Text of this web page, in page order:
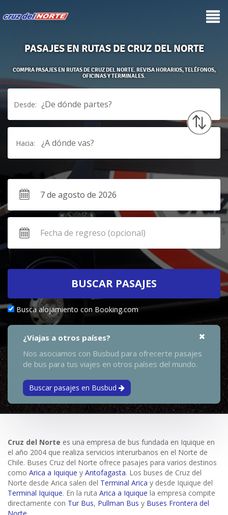
PASAJES EN RUTAS DE CRUZ DEL NORTE
COMPRA PASAJES EN RUTAS DE CRUZ DEL NORTE. REVISA HORARIOS, TELÉFONOS,
OFICINAS Y TERMINALES.
Desde: ¿De dónde partes?
Hacia: ¿A dónde vas?
BUSCAR PASAJES
Busca alojamiento con Booking.com
¿Viajas a otros países?
Nos asociamos con Busbud para ofrecerte pasajes
de bus para tus viajes en otros países del mundo.
Buscar pasajes en Busbud
Cruz del Norte es una empresa de bus fundada en Iquique en
el año 2004 que realiza servicios interurbanos en el Norte de
Chile. Buses Cruz del Norte ofrece pasajes para varios destinos
como Arica a Iquique y Antofagasta. Los buses de Cruz del
Norte desde Arica salen del Terminal Arica y desde Iquique del
Terminal Iquique. En la ruta Arica a Iquique la empresa compite
directamente con Tur Bus, Pullman Bus y Buses Frontera del
Norte.